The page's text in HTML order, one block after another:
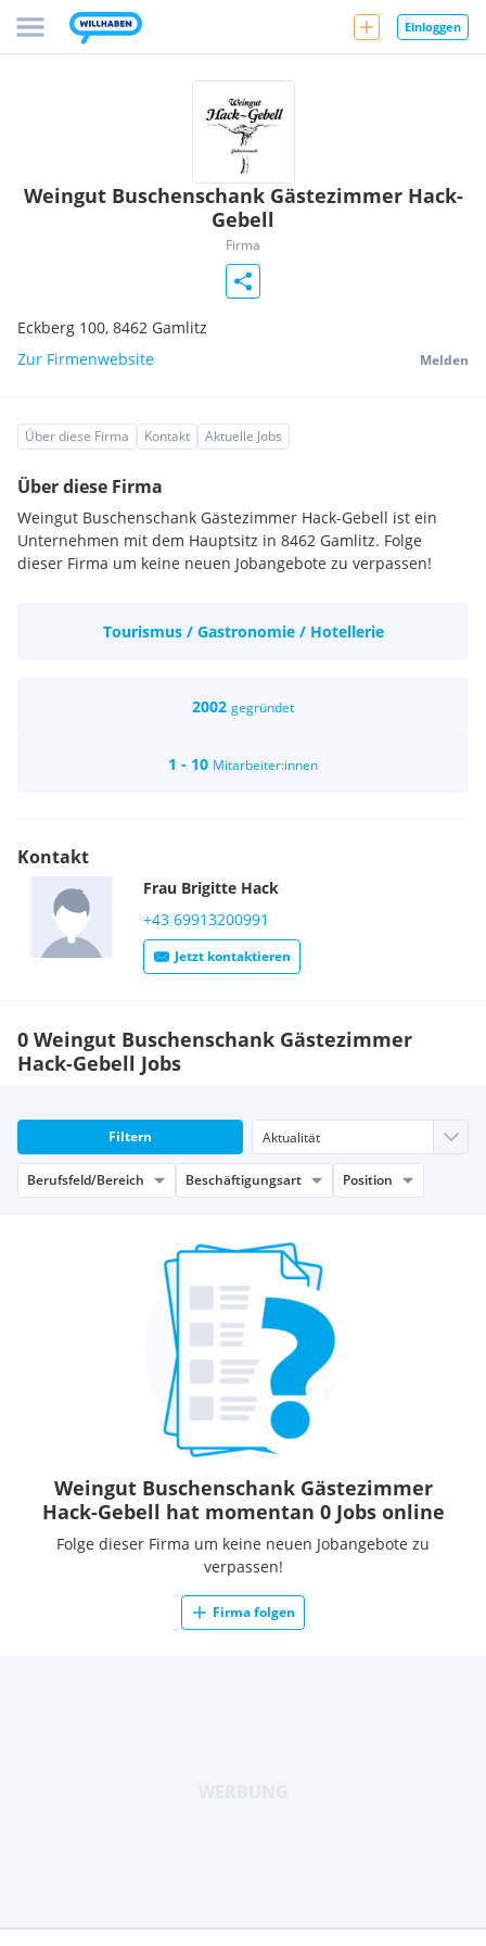
Einloggen
Weingut Buschenschank Gästezimmer Hack-
Gebell
Firma
Eckberg 100, 8462 Gamlitz
Zur Firmenwebsite
Melden
Über diese Firma Kontakt Aktuelle Jobs
Über diese Firma
Weingut Buschenschank Gästezimmer Hack-Gebell ist ein
Unternehmen mit dem Hauptsitz in 8462 Gamlitz. Folge
dieser Firma um keine neuen Jobangebote zu verpassen!
Tourismus / Gastronomie / Hotellerie
2002 gegründet
1 - 10 Mitarbeiter:innen
Kontakt
Frau Brigitte Hack
+43 69913200991
Jetzt kontaktieren
0 Weingut Buschenschank Gästezimmer
Hack-Gebell Jobs
Filtern
Berufsfeld/Bereich Beschäftigungsart Position
Weingut Buschenschank Gästezimmer
Hack-Gebell hat momentan 0 Jobs online
Folge dieser Firma um keine neuen Jobangebote zu
verpassen!
Firma folgen